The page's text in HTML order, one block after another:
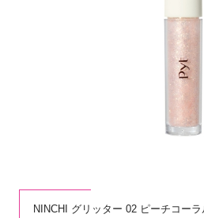
NINCHI グリッター 02 ピーチコー